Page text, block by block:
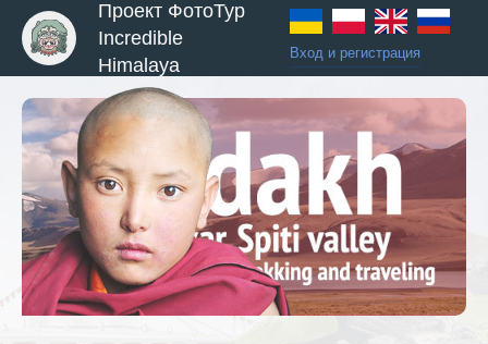
Проект ФотоТур
Incredible
Himalaya
Вход и регистрация